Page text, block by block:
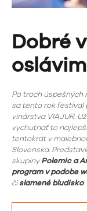
Dobré
Po troch úspešných
sa tento rok festival
vinárstva VIAJUR.
vychutnať to
tentokrát v
Slovenska.
skupinyPolemic a
program v podobe
čislamené bludisko.